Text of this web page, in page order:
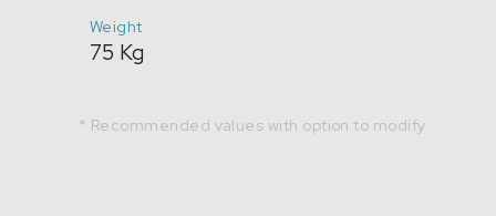
Weight
75 Kg
* Recommended values with option to modify